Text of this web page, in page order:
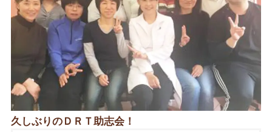
久しぶりのＤＲＴ助志会！